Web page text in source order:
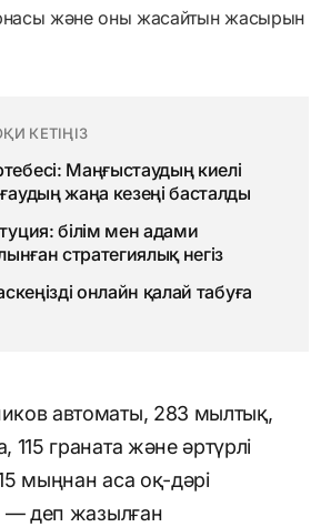
және оны жасайтын жасырын
КЕТІҢІЗ
Маңғыстаудың киелі
жаңа кезеңі басталды
білім мен адами
стратегиялық негіз
онлайн қалай табуға
автоматы, 283 мылтық,
115 граната және әртүрлі
мыңнан аса оқ-дәрі
— деп жазылған